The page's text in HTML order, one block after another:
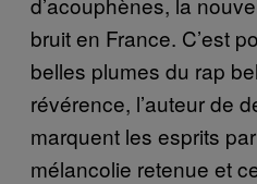
bruit en France. C’est
belles plumes du rap
révérence, l’auteur de
marquent les esprits
mélancolie retenue et